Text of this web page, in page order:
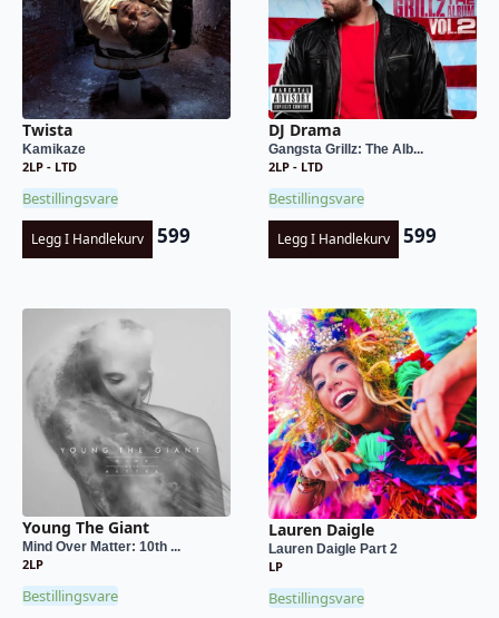
Twista
Kamikaze
2LP - LTD
Bestillingsvare
Legg I Handlekurv 599
DJ Drama
Gangsta Grillz: The Alb...
2LP - LTD
Bestillingsvare
Legg I Handlekurv 599
Young The Giant
Mind Over Matter: 10th ...
2LP
Bestillingsvare
Lauren Daigle
Lauren Daigle Part 2
LP
Bestillingsvare